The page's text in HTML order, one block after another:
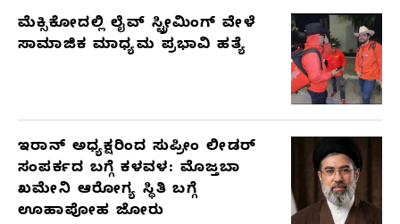
ಮೆಕ್ಸಿಕೋದಲ್ಲಿ ಲೈವ್ ಸ್ಟ್ರೀಮಿಂಗ್ ವೇಳೆ
ಸಾಮಾಜಿಕ ಮಾಧ್ಯಮ ಪ್ರಭಾವಿ ಹತ್ಯೆ
ಇರಾನ್ ಅಧ್ಯಕ್ಷರಿಂದ ಸುಪ್ರೀಂ ಲೀಡರ್
ಸಂಪರ್ಕದ ಬಗ್ಗೆ ಕಳವಳ: ಮೊಜ್ತಬಾ
ಖಮೇನಿ ಆರೋಗ್ಯ ಸ್ಥಿತಿ ಬಗ್ಗೆ
ಊಹಾಪೋಹ ಜೋರು